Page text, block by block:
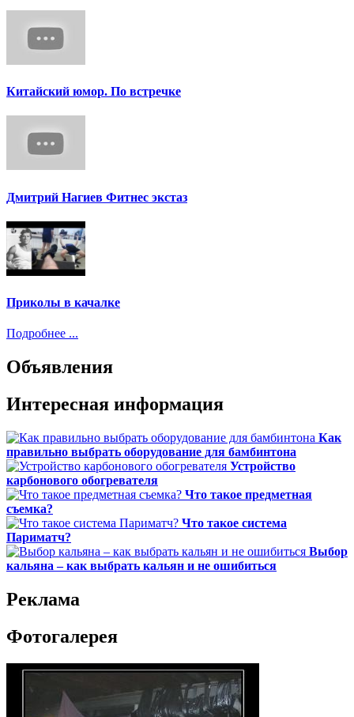
Китайский юмор. По встречке
Дмитрий Нагиев Фитнес экстаз
Приколы в качалке
Подробнее ...
Объявления
Интересная информация
Как
правильно выбрать оборудование для бамбинтона
Устройство
карбонового обогревателя
Что такое предметная
съемка?
Что такое система
Париматч?
Выбор
кальяна – как выбрать кальян и не ошибиться
Реклама
Фотогалерея